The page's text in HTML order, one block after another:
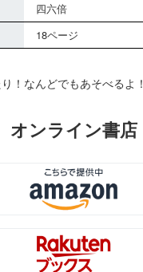
四六倍
18ページ
！なんどでもあそべるよ！
オンライン書店